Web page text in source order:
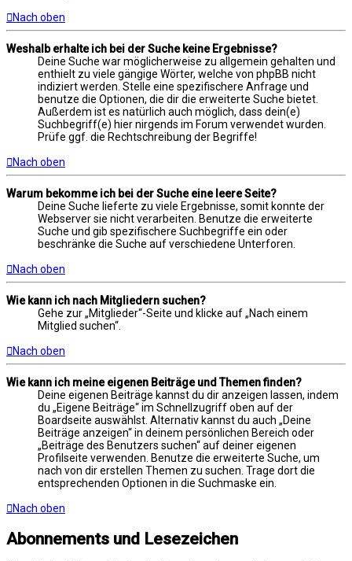
Nach oben
Weshalb erhalte ich bei der Suche keine Ergebnisse?
Deine Suche war möglicherweise zu allgemein gehalten und
enthielt zu viele gängige Wörter, welche von phpBB nicht
indiziert werden. Stelle eine spezifischere Anfrage und
benutze die Optionen, die dir die erweiterte Suche bietet.
Außerdem ist es natürlich auch möglich, dass dein(e)
Suchbegriff(e) hier nirgends im Forum verwendet wurden.
Prüfe ggf. die Rechtschreibung der Begriffe!
Nach oben
Warum bekomme ich bei der Suche eine leere Seite?
Deine Suche lieferte zu viele Ergebnisse, somit konnte der
Webserver sie nicht verarbeiten. Benutze die erweiterte
Suche und gib spezifischere Suchbegriffe ein oder
beschränke die Suche auf verschiedene Unterforen.
Nach oben
Wie kann ich nach Mitgliedern suchen?
Gehe zur „Mitglieder“-Seite und klicke auf „Nach einem
Mitglied suchen“.
Nach oben
Wie kann ich meine eigenen Beiträge und Themen finden?
Deine eigenen Beiträge kannst du dir anzeigen lassen, indem
du „Eigene Beiträge“ im Schnellzugriff oben auf der
Boardseite auswählst. Alternativ kannst du auch „Deine
Beiträge anzeigen“ in deinem persönlichen Bereich oder
„Beiträge des Benutzers suchen“ auf deiner eigenen
Profilseite verwenden. Benutze die erweiterte Suche, um
nach von dir erstellen Themen zu suchen. Trage dort die
entsprechenden Optionen in die Suchmaske ein.
Nach oben
Abonnements und Lesezeichen